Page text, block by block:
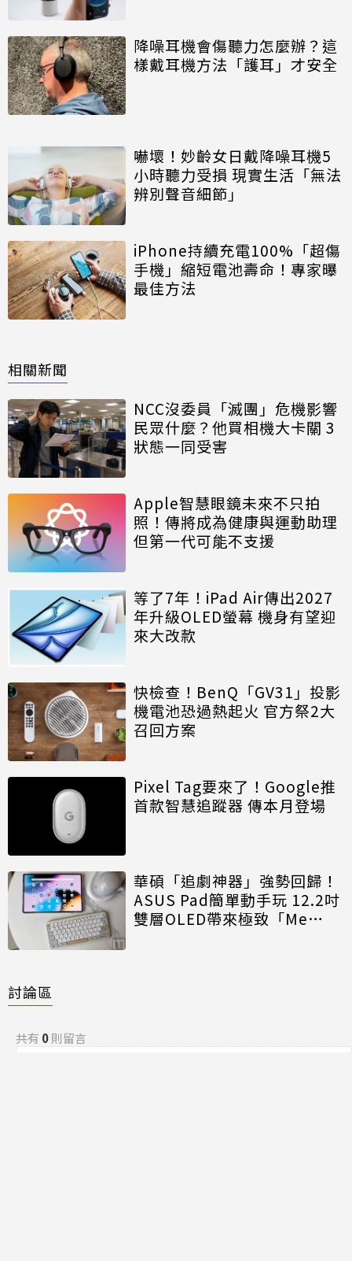
降噪耳機會傷聽力怎麼辦？這
樣戴耳機方法「護耳」才安全
嚇壞！妙齡女日戴降噪耳機5
小時聽力受損 現實生活「無法
辨別聲音細節」
iPhone持續充電100%「超傷
手機」縮短電池壽命！專家曝
最佳方法
相關新聞
NCC沒委員「滅團」危機影響
民眾什麼？他買相機大卡關 3
狀態一同受害
Apple智慧眼鏡未來不只拍
照！傳將成為健康與運動助理
但第一代可能不支援
等了7年！iPad Air傳出2027
年升級OLED螢幕 機身有望迎
來大改款
快檢查！BenQ「GV31」投影
機電池恐過熱起火 官方祭2大
召回方案
Pixel Tag要來了！Google推
首款智慧追蹤器 傳本月登場
華碩「追劇神器」強勢回歸！
ASUS Pad簡單動手玩 12.2吋
雙層OLED帶來極致「Me
討論區
共有 0則留言